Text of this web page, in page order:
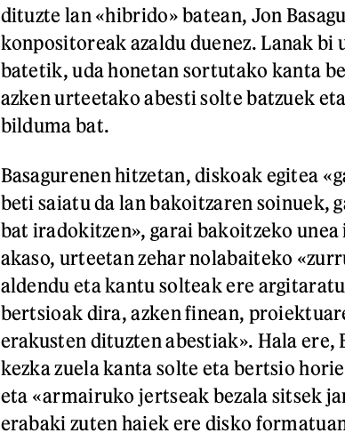
dituzte lan «hibrido» batean, Jon
konpositoreak azaldu duenez. Lanak
batetik, uda honetan sortutako kanta
azken urteetako abesti solte batzuek
bilduma bat.
Basagurenen hitzetan, diskoak egitea
beti saiatu da lan bakoitzaren soinuek,
bat iradokitzen», garai bakoitzeko
akaso, urteetan zehar nolabaiteko
aldendu eta kantu solteak ere
bertsioak dira, azken finean,
erakusten dituzten abestiak». Hala ere,
kezka zuela kanta solte eta bertsio
eta «armairuko jertseak bezala sitsek
erabaki zuten haiek ere disko